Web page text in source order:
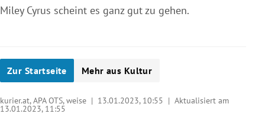
Miley Cyrus scheint es ganz gut zu gehen.
Zur Startseite Mehr aus Kultur
kurier.at, APA OTS, weise | 13.01.2023, 10:55 | Aktualisiert am
13.01.2023, 11:55